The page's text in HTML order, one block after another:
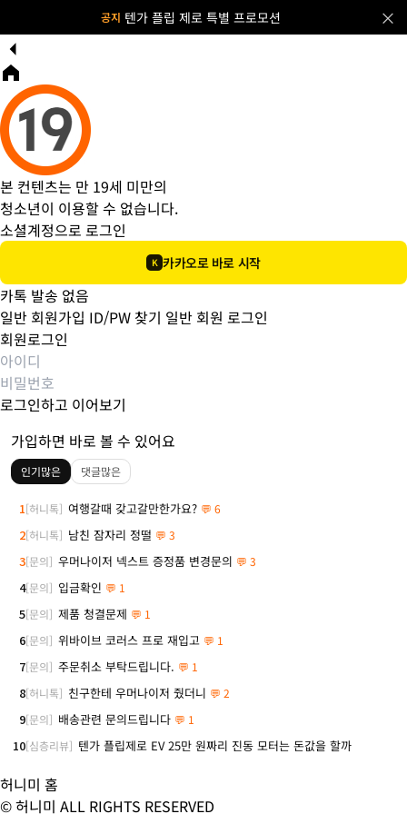
공지 텐가 플립 제로 특별 프로모션 ×
본 컨텐츠는 만 19세 미만의
청소년이 이용할 수 없습니다.
소셜계정으로 로그인
K 카카오로 바로 시작
카톡 발송 없음
일반 회원가입 ID/PW 찾기 일반 회원 로그인
회원로그인
로그인하고 이어보기
가입하면 바로 볼 수 있어요
인기많은 댓글많은
1[허니톡] 여행갈때 갖고갈만한가요? 💬 6
2[허니톡] 남친 잠자리 정떨 💬 3
3[문의] 우머나이저 넥스트 증정품 변경문의 💬 3
4[문의] 입금확인 💬 1
5[문의] 제품 청결문제 💬 1
6[문의] 위바이브 코러스 프로 재입고 💬 1
7[문의] 주문취소 부탁드립니다. 💬 1
8[허니톡] 친구한테 우머나이저 줬더니 💬 2
9[문의] 배송관련 문의드립니다 💬 1
10[심층리뷰] 텐가 플립제로 EV 25만 원짜리 진동 모터는 돈값을 할까
허니미 홈
© 허니미 ALL RIGHTS RESERVED